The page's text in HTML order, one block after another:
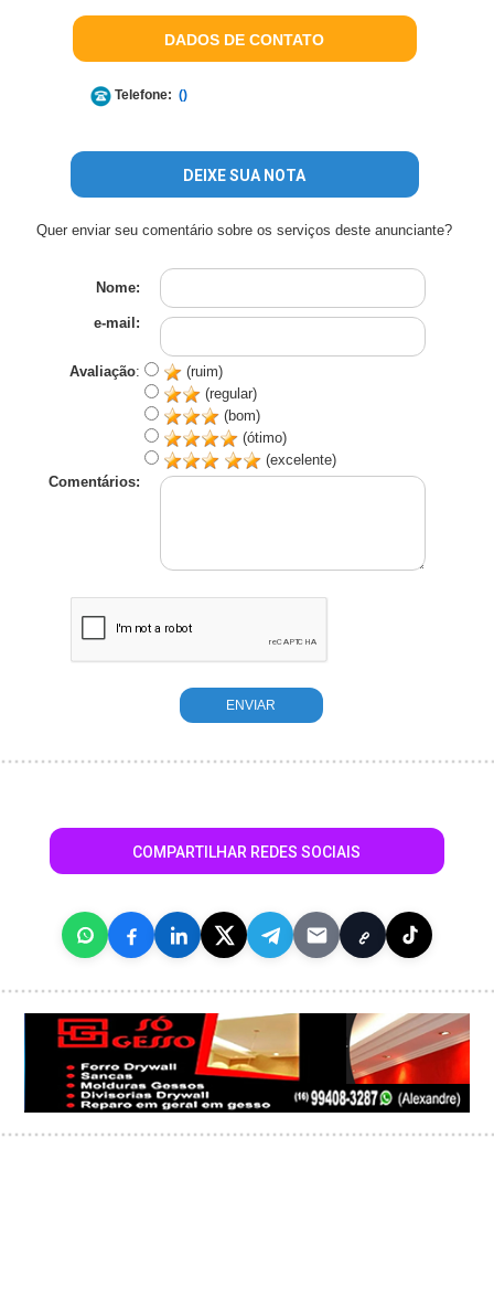
DADOS DE CONTATO
Telefone: ()
DEIXE SUA NOTA
Quer enviar seu comentário sobre os serviços deste anunciante?
Nome:
e-mail:
Avaliação:
(ruim)
(regular)
(bom)
(ótimo)
(excelente)
Comentários:
COMPARTILHAR REDES SOCIAIS